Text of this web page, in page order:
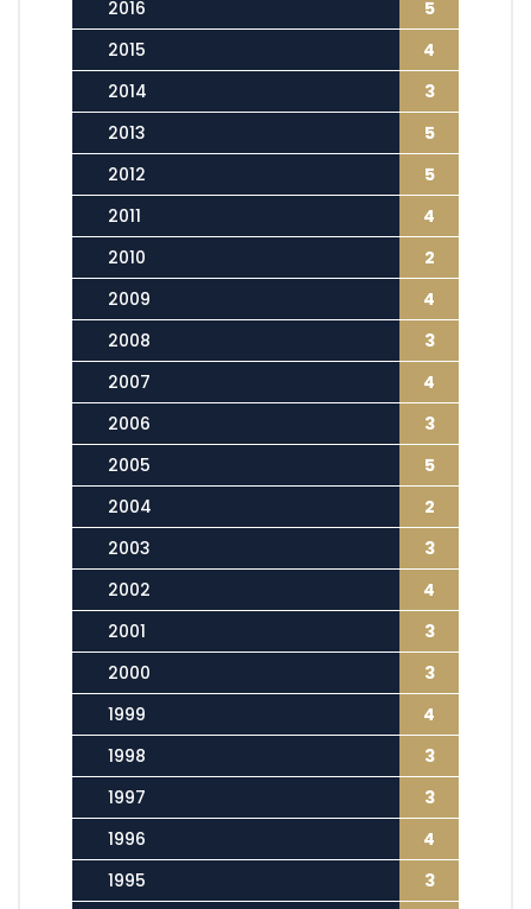
2016
5
2015
4
2014
3
2013
5
2012
5
2011
4
2010
2
2009
4
2008
3
2007
4
2006
3
2005
5
2004
2
2003
3
2002
4
2001
3
2000
3
1999
4
1998
3
1997
3
1996
4
1995
3